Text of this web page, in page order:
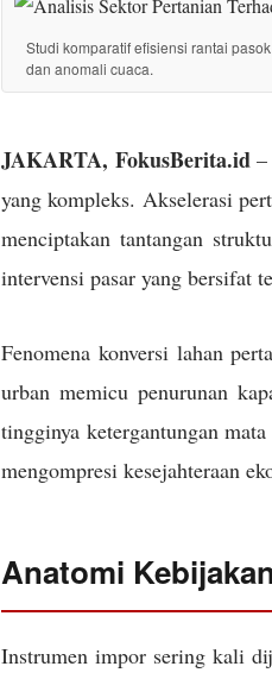
Studi komparatif efisiensi rantai
dan anomali cuaca.
JAKARTA, FokusBerita.id–
yang kompleks. Akselerasi
menciptakan tantangan
intervensi pasar yang bersifat
Fenomena konversi lahan
urban memicu penurunan
tingginya ketergantungan
mengompresi kesejahteraan
Anatomi
Instrumen impor sering kali